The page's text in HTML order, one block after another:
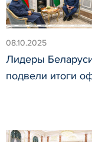
08.10.2025
Лидеры
подвели итоги